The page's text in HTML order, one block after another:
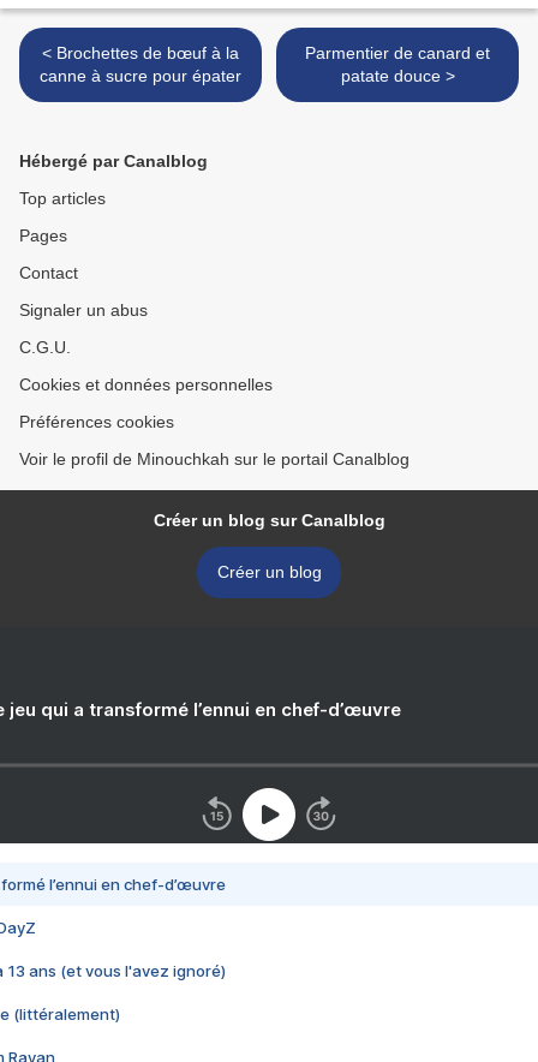
< Brochettes de bœuf à la
canne à sucre pour épater
Parmentier de canard et
patate douce >
Hébergé par Canalblog
Top articles
Pages
Contact
Signaler un abus
C.G.U.
Cookies et données personnelles
Préférences cookies
Voir le profil de Minouchkah sur le portail Canalblog
Créer un blog sur Canalblog
Créer un blog
jeu qui a transformé l’ennui en chef-d’œuvre
l’ennui en chef-d’œuvre
13 ans (et vous l'avez ignoré)
(littéralement)
Rayan